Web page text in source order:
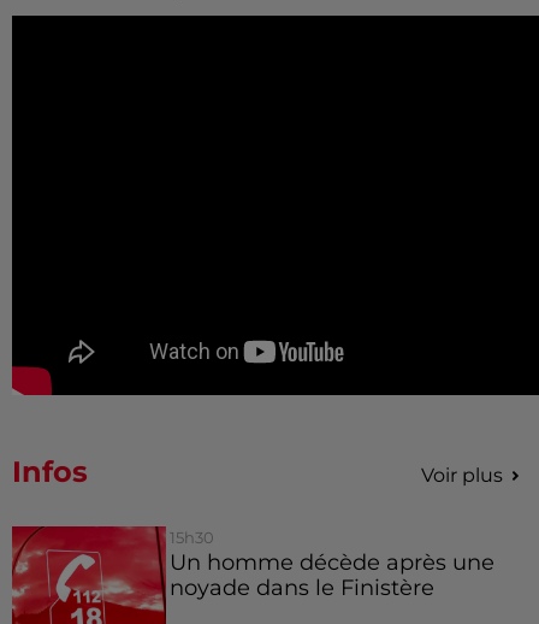
Infos Voir plus
15h30
Un homme décède après une
noyade dans le Finistère